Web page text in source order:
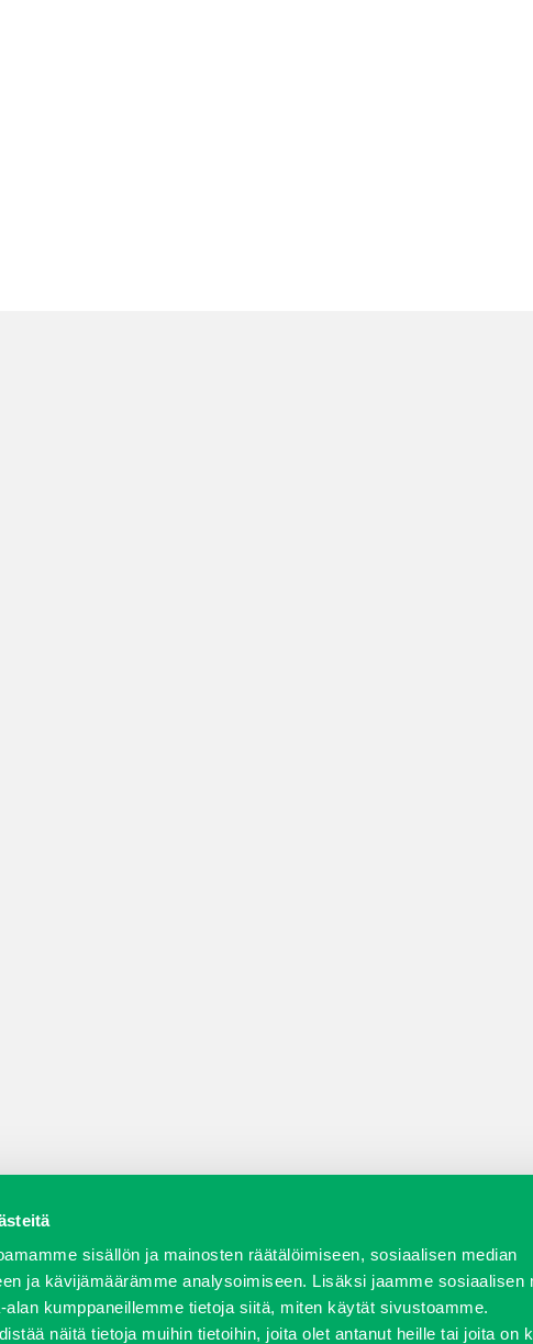
sisällön ja mainosten räätälöimiseen, sosiaalisen median
ja kävijämäärämme analysoimiseen. Lisäksi jaamme sosiaalisen
kumppaneillemme tietoja siitä, miten käytät sivustoamme.
näitä tietoja muihin tietoihin, joita olet antanut heille tai joita on
ja varaosat Verkkokauppa JT Vuokrakone Jälleenmyyjät